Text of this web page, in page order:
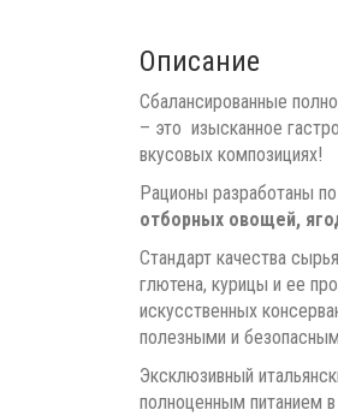
Описание
Сбалансированные
– это изысканное
вкусовых композициях!
Рационы разработаны
отборных овощей,
Стандарт качества
глютена, курицы и ее
искусственных
полезными и
Эксклюзивный
полноценным питанием